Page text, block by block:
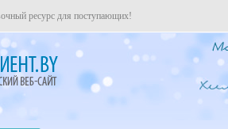
ресурс для поступающих!